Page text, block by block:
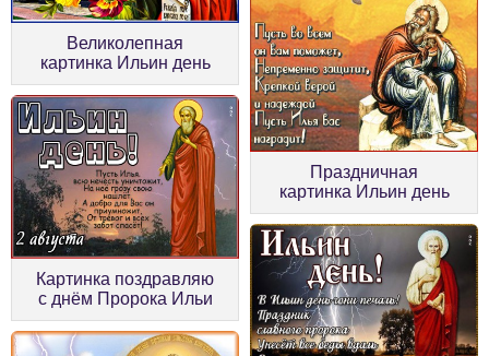
Великолепная
картинка Ильин день
Праздничная
картинка Ильин день
Картинка поздравляю
с днём Пророка Ильи